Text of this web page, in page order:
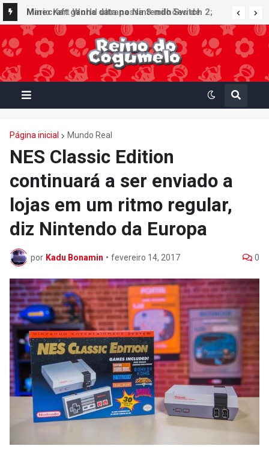
Minecraft ganha data no Nintendo Switch 2;
Super Mario Mash-Up receberá atualização
gráfica exclusiva
Página inicial Mundo Real
NES Classic Edition
continuará a ser enviado a
lojas em um ritmo regular,
diz Nintendo da Europa
por Kadu Bonamin • fevereiro 14, 2017 0